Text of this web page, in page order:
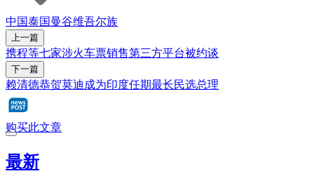
中国泰国曼谷维吾尔族
上一篇
携程等七家涉火车票销售第三方平台被约谈
下一篇
赖清德恭贺莫迪成为印度任期最长民选总理
购买此文章
最新